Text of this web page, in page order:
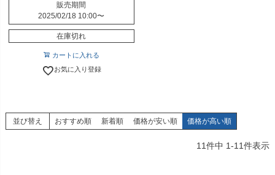
販売期間
2025/02/18 10:00〜
在庫切れ
カートに入れる
お気に入り登録
並び替え おすすめ順 新着順 価格が安い順 価格が高い順
11件中 1-11件表示